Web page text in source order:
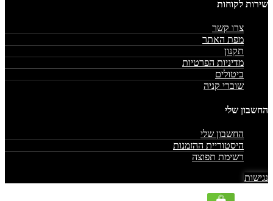
שירות לקוחות
צרו קשר
מפת האתר
תקנון
מדיניות הפרטיות
ביטולים
שוברי קניה
החשבון שלי
החשבון שלי
היסטוריית ההזמנות
רשימת תפוצה
נגישות